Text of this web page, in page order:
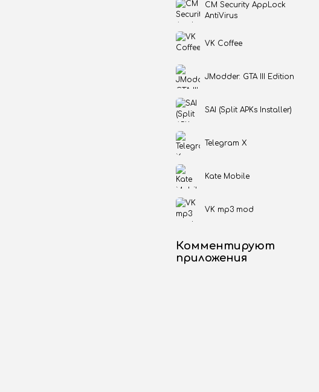
CM Security AppLock
AntiVirus
VK Coffee
JModder: GTA III Edition
SAI (Split APKs Installer)
Telegram X
Kate Mobile
VK mp3 mod
Комментируют
приложения